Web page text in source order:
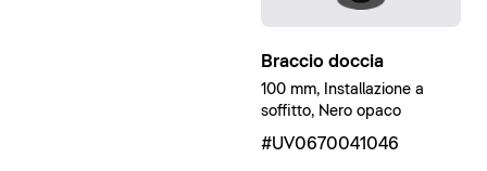
Braccio doccia
100 mm, Installazione a
soffitto, Nero opaco
#UV0670041046